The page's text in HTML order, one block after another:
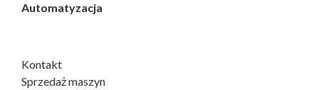
Automatyzacja
Kontakt
Sprzedaż maszyn